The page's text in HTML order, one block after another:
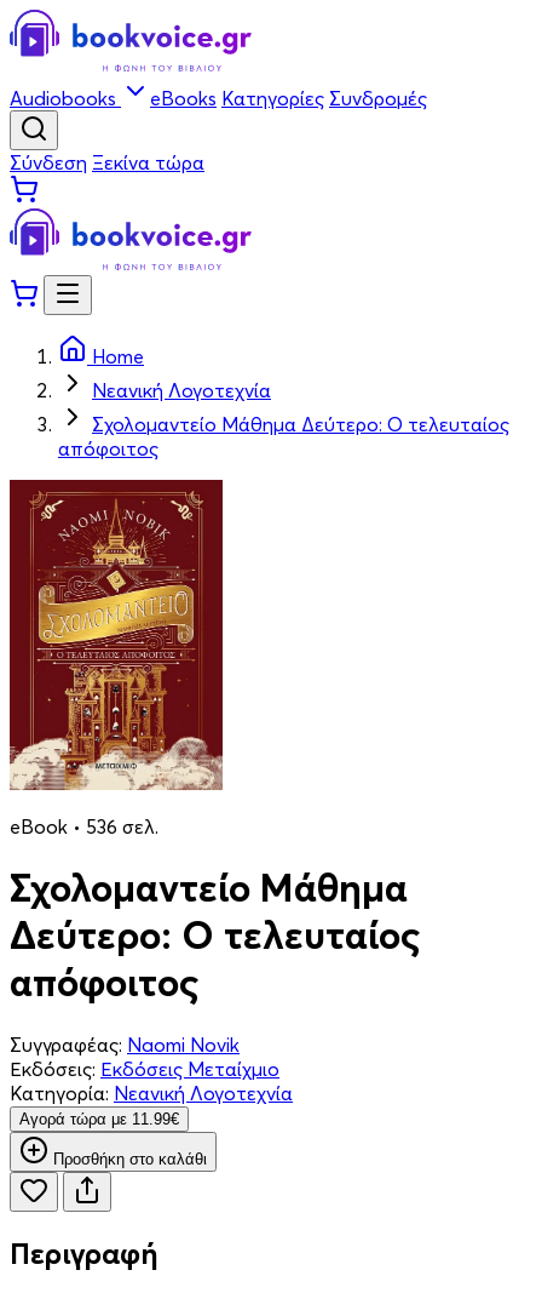
Audiobooks eBooks Κατηγορίες Συνδρομές
Σύνδεση Ξεκίνα τώρα
Home
Νεανική Λογοτεχνία
Σχολομαντείο Μάθημα Δεύτερο: Ο τελευταίος
απόφοιτος
eBook • 536 σελ.
Σχολομαντείο Μάθημα
Δεύτερο: Ο τελευταίος
απόφοιτος
Συγγραφέας: Naomi Novik
Εκδόσεις: Εκδόσεις Μεταίχμιο
Κατηγορία: Νεανική Λογοτεχνία
Aγορά τώρα με 11.99€
Προσθήκη στο καλάθι
Περιγραφή